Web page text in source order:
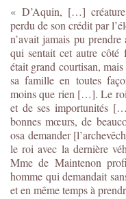
« D’Aquin, […]
perdu de son crédit par
n’avait jamais pu
qui sentait cet autre côté
était grand courtisan,
sa famille en toutes
moins que rien […]. Le
et de ses importunités
bonnes mœurs, de
osa demander
le roi avec la dernière
Mme de Maintenon
homme qui demandait
et en même temps à